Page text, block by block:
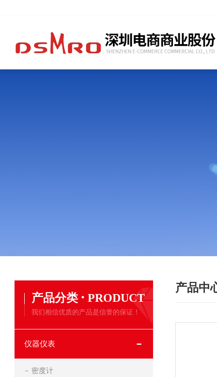
产品分类 · PRODUCT
我们相信优质的产品是信誉的保证！
仪器仪表
密度计
产品中